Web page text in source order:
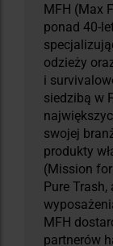
MFH (Max
ponad 40-
odzieży
i
siedzibą w
swojej
produkty
(Mission
Pure
MFH
partnerów